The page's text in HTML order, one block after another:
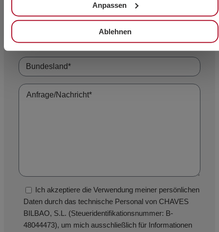
Anpassen
Ablehnen
Ich akzeptiere die Verwendung meiner persönlichen
Daten durch das technische Personal von CHAVES
BILBAO, S.L. (Steueridentifikationsnummer: B-
48044473), um mich ausschließlich für Informationen